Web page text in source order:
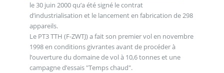
le 30 juin 2000 qu’a été signé le contrat
d’industrialisation et le lancement en fabrication de 298
appareils.
Le PT3 TTH (F-ZWTJ) a fait son premier vol en novembre
1998 en conditions givrantes avant de procéder à
l’ouverture du domaine de vol à 10,6 tonnes et une
campagne d’essais "Temps chaud".